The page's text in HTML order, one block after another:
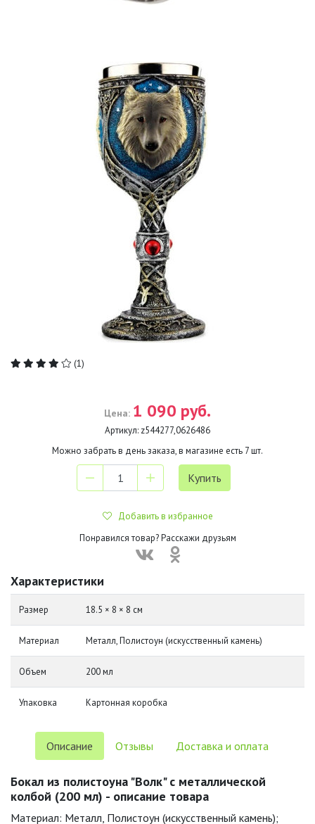
(1)
Цена: 1 090 руб.
Артикул: z544277,0626486
Можно забрать в день заказа, в магазине есть 7шт.
Добавить в избранное
Понравился товар? Расскажи друзьям
Характеристики
Размер 18.5 × 8 × 8 см
Материал Металл, Полистоун (искусственный камень)
Объем 200 мл
Упаковка Картонная коробка
Описание Отзывы Доставка и оплата
Бокал из полистоуна "Волк" с металлической
колбой (200 мл) - описание товара
Материал: Металл, Полистоун (искусственный камень);